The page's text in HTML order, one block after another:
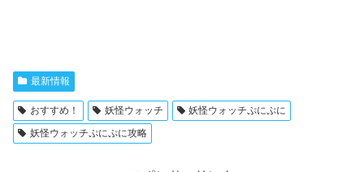
最新情報
おすすめ！ 妖怪ウォッチ
妖怪ウォッチぷにぷに
妖怪ウォッチぷにぷに攻略